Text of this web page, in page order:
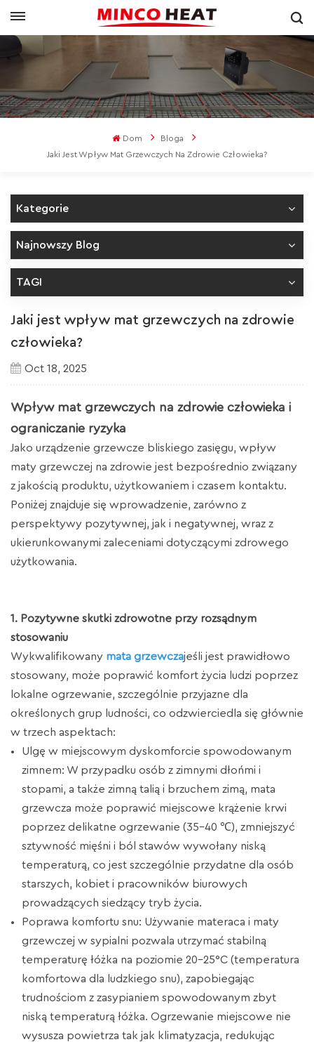
Dom
Bloga
Jaki Jest Wpływ Mat Grzewczych Na Zdrowie Człowieka?
Kategorie
Najnowszy Blog
TAGI
Jaki jest wpływ mat grzewczych na zdrowie
człowieka?
Oct 18, 2025
Wpływ mat grzewczych na zdrowie człowieka i
ograniczanie ryzyka
Jako urządzenie grzewcze bliskiego zasięgu, wpływ
maty grzewczej na zdrowie jest bezpośrednio związany
z jakością produktu, użytkowaniem i czasem kontaktu.
Poniżej znajduje się wprowadzenie, zarówno z
perspektywy pozytywnej, jak i negatywnej, wraz z
ukierunkowanymi zaleceniami dotyczącymi zdrowego
użytkowania.
1. Pozytywne skutki zdrowotne przy rozsądnym
stosowaniu
Wykwalifikowany mata grzewczajeśli jest prawidłowo
stosowany, może poprawić komfort życia ludzi poprzez
lokalne ogrzewanie, szczególnie przyjazne dla
określonych grup ludności, co odzwierciedla się głównie
w trzech aspektach:
Ulgę w miejscowym dyskomforcie spowodowanym
zimnem: W przypadku osób z zimnymi dłońmi i
stopami, a także zimną talią i brzuchem zimą, mata
grzewcza może poprawić miejscowe krążenie krwi
poprzez delikatne ogrzewanie (35-40 ℃), zmniejszyć
sztywność mięśni i ból stawów wywołany niską
temperaturą, co jest szczególnie przydatne dla osób
starszych, kobiet i pracowników biurowych
prowadzących siedzący tryb życia.
Poprawa komfortu snu: Używanie materaca i maty
grzewczej w sypialni pozwala utrzymać stabilną
temperaturę łóżka na poziomie 20-25°C (temperatura
komfortowa dla ludzkiego snu), zapobiegając
trudnościom z zasypianiem spowodowanym zbyt
niską temperaturą łóżka. Ogrzewanie miejscowe nie
wysusza powietrza tak jak klimatyzacja, redukując